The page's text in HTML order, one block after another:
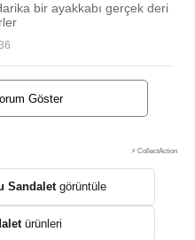
bir ayakkabı gerçek deri
Göster
⚡ CollectAction
Sandaletgörüntüle
ürünleri